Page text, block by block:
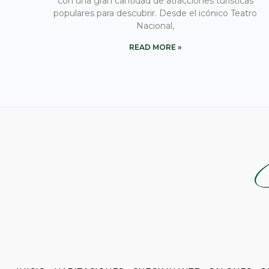
populares para descubrir. Desde el icónico Teatro
Nacional,
READ MORE »